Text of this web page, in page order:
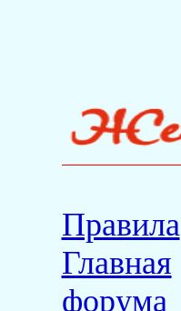
Правила
Главная
форума